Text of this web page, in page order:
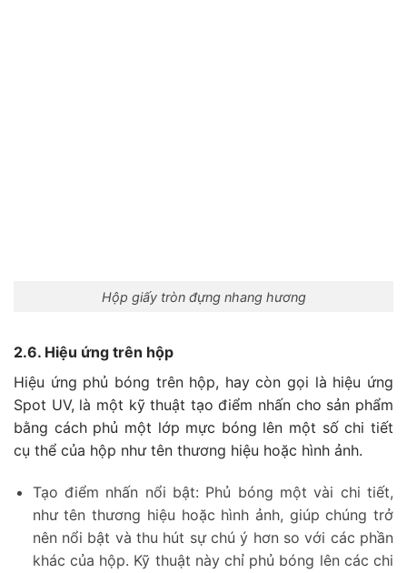
Hộp giấy tròn đựng nhang hương
2.6. Hiệu ứng trên hộp
Hiệu ứng phủ bóng trên hộp, hay còn gọi là hiệu ứng
Spot UV, là một kỹ thuật tạo điểm nhấn cho sản phẩm
bằng cách phủ một lớp mực bóng lên một số chi tiết
cụ thể của hộp như tên thương hiệu hoặc hình ảnh.
Tạo điểm nhấn nổi bật: Phủ bóng một vài chi tiết,
như tên thương hiệu hoặc hình ảnh, giúp chúng trở
nên nổi bật và thu hút sự chú ý hơn so với các phần
khác của hộp. Kỹ thuật này chỉ phủ bóng lên các chi